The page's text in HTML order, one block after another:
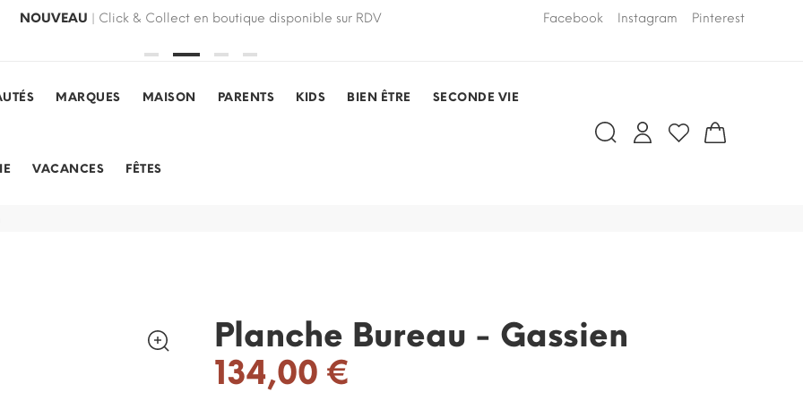
NOUVEAU | Click & Collect en boutique disponible sur RDV LIVRAISON PAR COURSIER OFFERTEdans un
Facebook Instagram Pinterest
MARQUES MAISON PARENTS KIDS BIEN ÊTRE SECONDE VIE
VACANCES FÊTES
Planche Bureau - Gassien
134,00 €